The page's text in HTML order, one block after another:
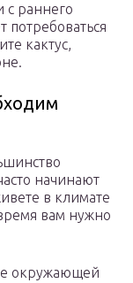
с раннего
потребоваться
кактус,
начинают
в климате
вам нужно
окружающей